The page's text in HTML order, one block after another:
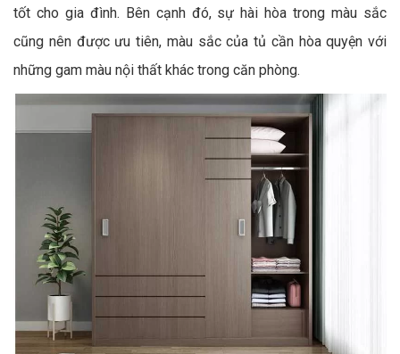
tốt cho gia đình. Bên cạnh đó, sự hài hòa trong màu sắc
cũng nên được ưu tiên, màu sắc của tủ cần hòa quyện với
những gam màu nội thất khác trong căn phòng.